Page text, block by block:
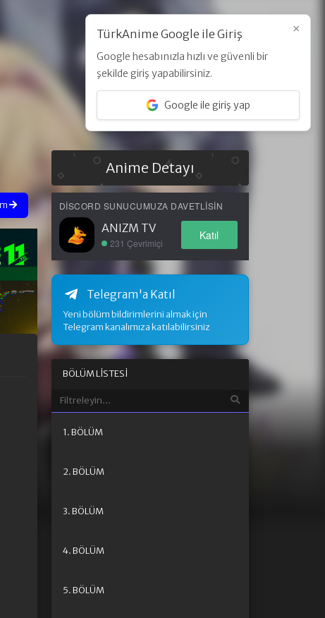
Üye Ol Giriş Yap
DISCORD SUNUCUMUZA DAVETLISIN
ANIZM TV
231 Çevrimiçi
Katıl
Telegram'a Katıl
Yeni bölüm bildirimlerini almak için
Telegram kanalımıza katılabilirsiniz
Anime Detayı
BÖLÜM LISTESI
1. BÖLÜM
2. BÖLÜM
3. BÖLÜM
4. BÖLÜM
5. BÖLÜM
×
TürkAnime Google ile Giriş
Google hesabınızla hızlı ve güvenli bir
şekilde giriş yapabilirsiniz.
Google ile giriş yap